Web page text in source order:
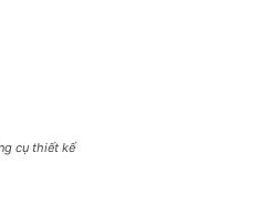
cụ thiết kế